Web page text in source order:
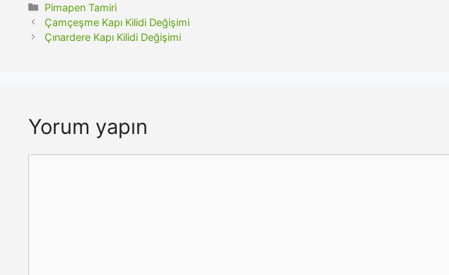
Kategoriler
Pimapen Tamiri
Çamçeşme Kapı Kilidi Değişimi
Çınardere Kapı Kilidi Değişimi
Yorum yapın